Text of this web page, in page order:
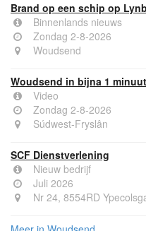
Brand op een schip op
Binnenlands nieuws
Zondag 2-8-2026
Woudsend
Woudsend in bijna 1
Video
Zondag 2-8-2026
Súdwest-Fryslân
SCF Dienstverlening
Nieuw bedrijf
Juli 2026
Nr 24, 8554RD